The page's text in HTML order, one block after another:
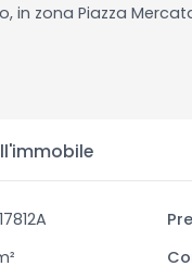
in zona Piazza
si trova in
salottino, mentre la
spaziose e ben